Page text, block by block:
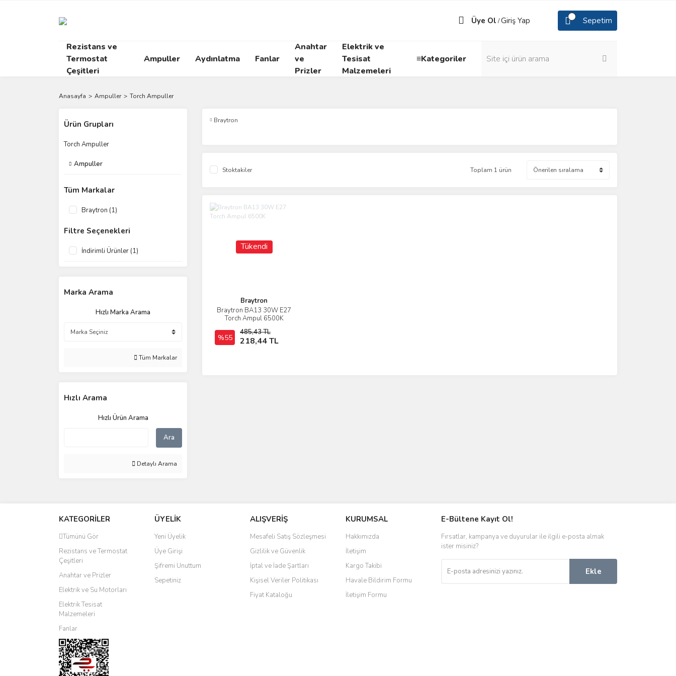
Üye Ol /Giriş Yap Sepetim
Rezistans ve
Termostat
Çeşitleri
Ampuller Aydınlatma Fanlar
Anahtar
ve
Prizler
Elektrik ve
Tesisat
Malzemeleri
≡Kategoriler
Anasayfa Ampuller Torch Ampuller
Ürün Grupları
Torch Ampuller
Ampuller
Tüm Markalar
Braytron (1)
Filtre Seçenekleri
İndirimli Ürünler (1)
Marka Arama
Hızlı Marka Arama
Tüm Markalar
Hızlı Arama
Hızlı Ürün Arama
Ara
Detaylı Arama
Braytron
Stoktakiler Toplam 1 ürün
Tükendi
Braytron
Braytron BA13 30W E27
Torch Ampul 6500K
%55
485,43 TL
218,44 TL
İncele
Stokta Yok
KATEGORİLER
Tümünü Gör
Rezistans ve Termostat
Çeşitleri
Anahtar ve Prizler
Elektrik ve Su Motorları
Elektrik Tesisat
Malzemeleri
Fanlar
ÜYELİK
Yeni Üyelik
Üye Girişi
Şifremi Unuttum
Sepetiniz
ALIŞVERİŞ
Mesafeli Satış Sözleşmesi
Gizlilik ve Güvenlik
İptal ve İade Şartları
Kişisel Veriler Politikası
Fiyat Kataloğu
KURUMSAL
Hakkımızda
İletişim
Kargo Takibi
Havale Bildirim Formu
İletişim Formu
E-Bültene Kayıt Ol!
Fırsatlar, kampanya ve duyurular ile ilgili e-posta almak
ister misiniz?
Ekle